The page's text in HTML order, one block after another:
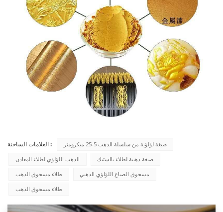
العلامات الساخنة :
صبغة لؤلؤية من سلسلة الذهب 5-25 ميكرومتر
الذهب اللؤلؤي لطلاء المعادن
صبغة ذهبية لطلاء بالستيك
طلاء مسحوق الذهب
مسحوق الصباغ اللؤلؤي الذهبي
طلاء مسحوق الذهب